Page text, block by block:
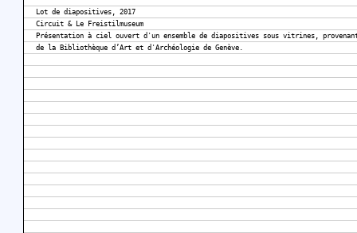
Lot de diapositives, 2017
Circuit & Le Freistilmuseum
Présentation à ciel ouvert d'un ensemble de diapositives sous vitrines,
de la Bibliothèque d’Art et d'Archéologie de Genève.